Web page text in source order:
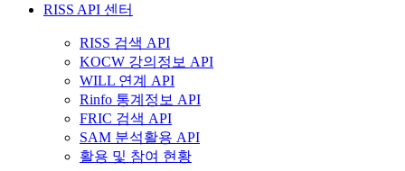
RISS API 센터
RISS 검색 API
KOCW 강의정보 API
WILL 연계 API
Rinfo 통계정보 API
FRIC 검색 API
SAM 분석활용 API
활용 및 참여 현황